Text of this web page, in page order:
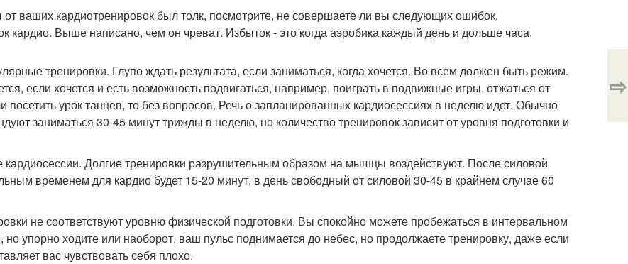
от ваших кардиотренировок был толк, посмотрите, не совершаете ли вы следующих ошибок.
кардио. Выше написано, чем он чреват. Избыток - это когда аэробика каждый день и дольше часа.
тренировки. Глупо ждать результата, если заниматься, когда хочется. Во всем должен быть режим.
если хочется и есть возможность подвигаться, например, поиграть в подвижные игры, отжаться от
посетить урок танцев, то без вопросов. Речь о запланированных кардиосессиях в неделю идет. Обычно
заниматься 30-45 минут трижды в неделю, но количество тренировок зависит от уровня подготовки и
кардиосессии. Долгие тренировки разрушительным образом на мышцы воздействуют. После силовой
временем для кардио будет 15-20 минут, в день свободный от силовой 30-45 в крайнем случае 60
не соответствуют уровню физической подготовки. Вы спокойно можете пробежаться в интервальном
но упорно ходите или наоборот, ваш пульс поднимается до небес, но продолжаете тренировку, даже если
вас чувствовать себя плохо.
⇨